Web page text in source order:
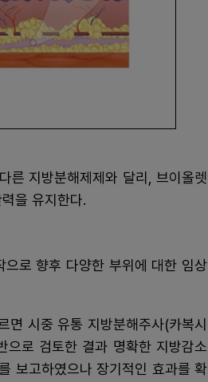
른 지방분해제제와 달리, 브이올렛
을 유지한다.
로 향후 다양한 부위에 대한 임상
시중 유통 지방분해주사(카복시
으로 검토한 결과 명확한 지방감소
보고하였으나 장기적인 효과를 확